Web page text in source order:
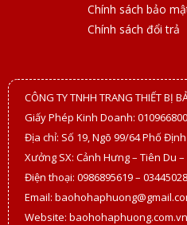
Chính sách bảo
Chính sách đổi trả
CÔNG TY TNHH TRANG THIẾT BỊ
Giấy Phép Kinh Doanh:
Địa chỉ: Số 19, Ngõ 99/64 Phố
Xưởng SX: Cảnh Hưng – Tiên Du –
Điện thoại: 0986895619 –
Email:
Website: baohohaphuong.com.vn